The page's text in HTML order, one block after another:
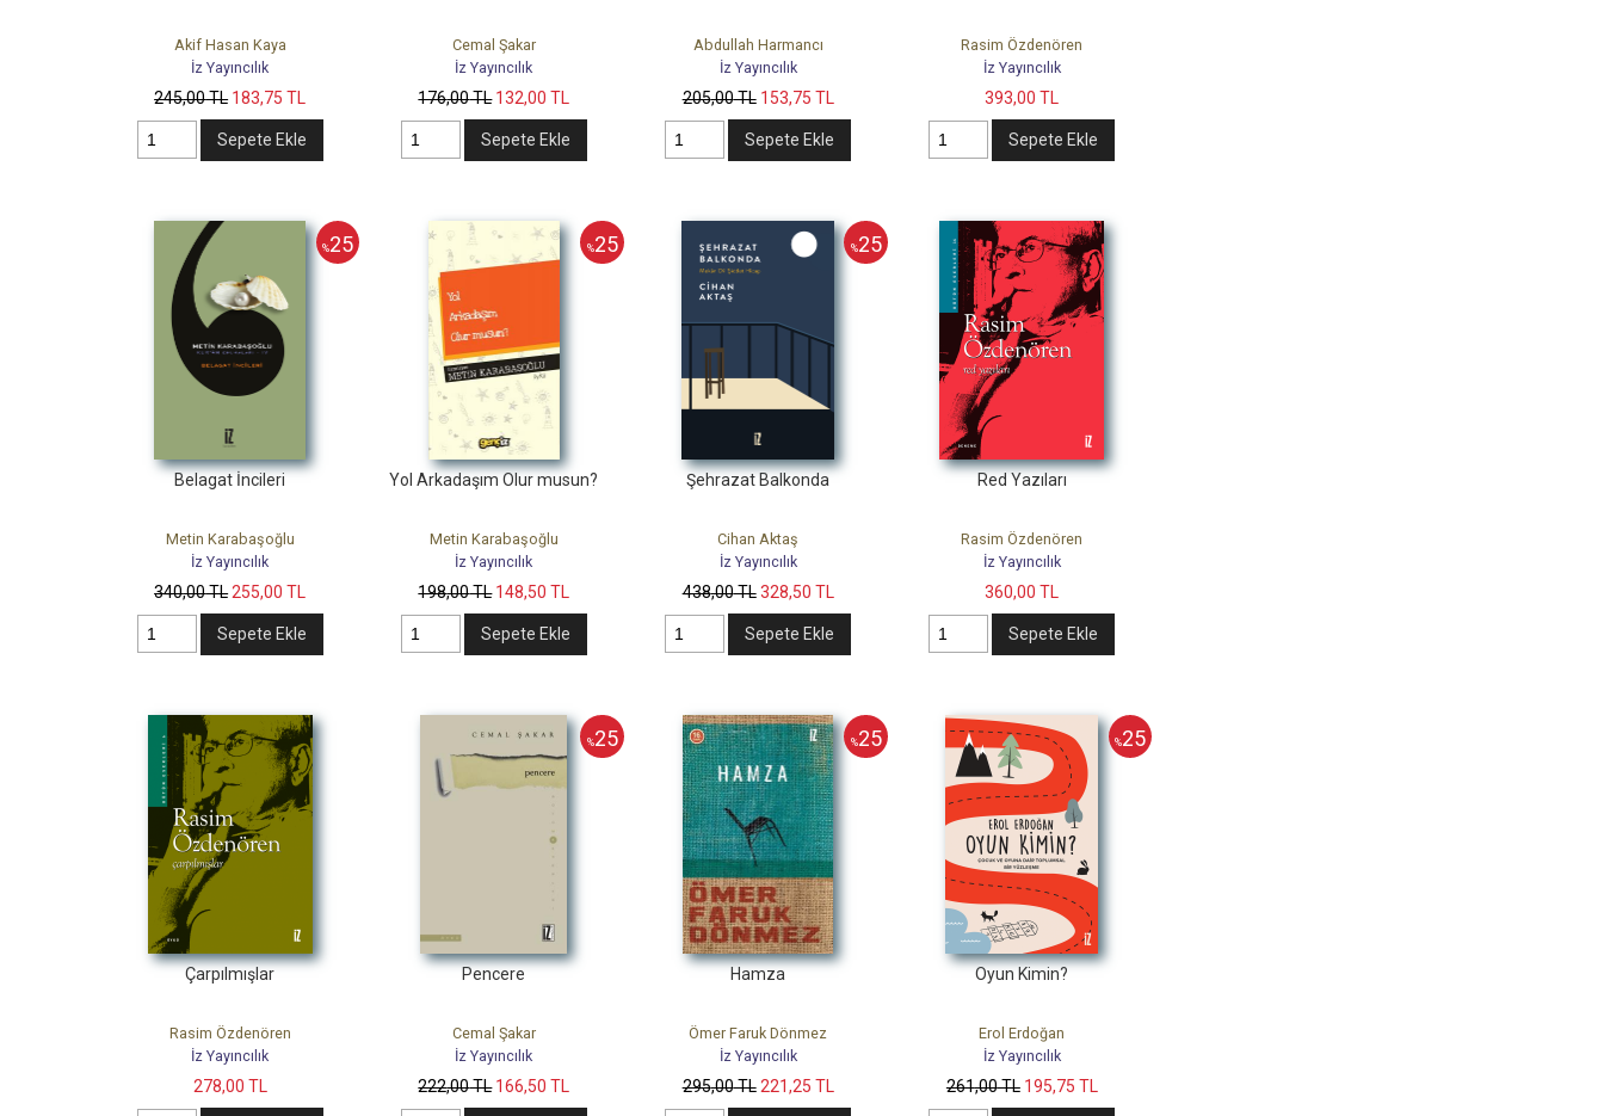
Akif Hasan Kaya
İz Yayıncılık
245,00TL 183,75 TL
Sepete Ekle
Cemal Şakar
İz Yayıncılık
176,00TL 132,00 TL
Sepete Ekle
Abdullah Harmancı
İz Yayıncılık
205,00TL 153,75 TL
Sepete Ekle
Rasim Özdenören
İz Yayıncılık
393,00 TL
Sepete Ekle
%25
Belagat İncileri
Metin Karabaşoğlu
İz Yayıncılık
340,00TL255,00 TL
Sepete Ekle
%25
Yol Arkadaşım Olur musun?
Metin Karabaşoğlu
İz Yayıncılık
198,00TL 148,50 TL
Sepete Ekle
%25
Şehrazat Balkonda
Cihan Aktaş
İz Yayıncılık
438,00TL 328,50 TL
Sepete Ekle
Red Yazıları
Rasim Özdenören
İz Yayıncılık
360,00 TL
Sepete Ekle
Çarpılmışlar
Rasim Özdenören
İz Yayıncılık
278,00 TL
%25
Pencere
Cemal Şakar
İz Yayıncılık
222,00TL 166,50 TL
%25
Hamza
Ömer Faruk Dönmez
İz Yayıncılık
295,00TL 221,25 TL
%25
Oyun Kimin?
Erol Erdoğan
İz Yayıncılık
261,00TL 195,75 TL